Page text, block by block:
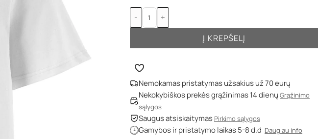
- +
Į KREPŠELĮ
Nemokamas pristatymas užsakius už 70 eurų
Nekokybiškos prekės grąžinimas 14 dienų Grąžinimo
sąlygos
Saugus atsiskaitymas Pirkimo sąlygos
Gamybos ir pristatymo laikas 5-8 d.d Daugiau info